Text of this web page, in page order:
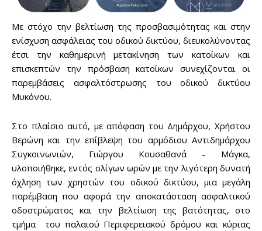
Με στόχο την βελτίωση της προσβασιμότητας και στην
ενίσχυση ασφάλειας του οδικού δικτύου, διευκολύνοντας
έτσι την καθημερινή μετακίνηση των κατοίκων και
επισκεπτών την πρόσβαση κατοίκων συνεχίζονται οι
παρεμβάσεις ασφαλτόστρωσης του οδικού δικτύου
Μυκόνου.
Στο πλαίσιο αυτό, με απόφαση του Δημάρχου, Χρήστου
Βερώνη και την επίβλεψη του αρμόδιου Αντιδημάρχου
Συγκοινωνιών, Γιώργου Κουσαθανά – Μάγκα,
υλοποιήθηκε, εντός ολίγων ωρών με την λιγότερη δυνατή
όχληση των χρηστών του οδικού δικτύου, μια μεγάλη
παρέμβαση που αφορά την αποκατάσταση ασφαλτικού
οδοστρώματος και την βελτίωση της βατότητας, στο
τμήμα του παλαιού Περιφερειακού δρόμου και κύριας